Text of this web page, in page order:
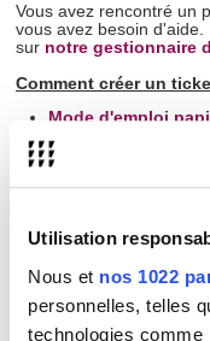
Utilisation
Nous et nos 1022
personnelles, telles
technologies
Vous avez rencontré un
vous avez besoin
sur notre gestionnaire
Comment créer un
Mode d'emploi
Mode d'emploi en
Prévention des
Bulletin Officiel :
Bulletin Officiel :
Guide